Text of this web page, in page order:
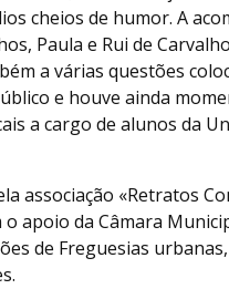
cheios de humor. A
Paula e Rui de
a várias questões
e houve ainda
a cargo de alunos da
associação «Retratos
o apoio da Câmara
de Freguesias